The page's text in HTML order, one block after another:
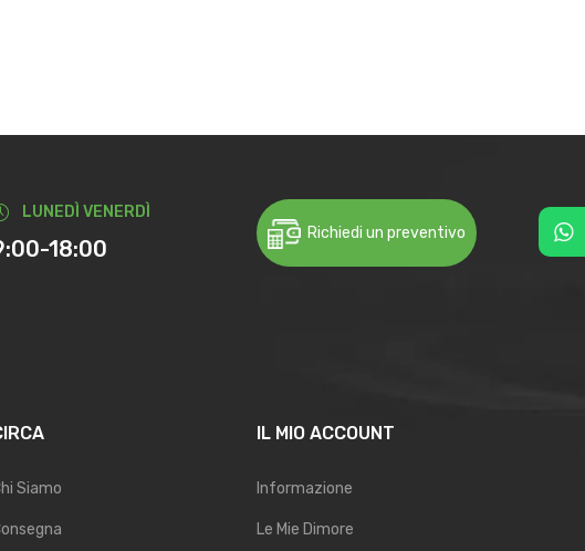
LUNEDÌ VENERDÌ
18:00
Richiedi un preventivo
Siamo
IL MIO ACCOUNT
Informazione
Le Mie Dimore